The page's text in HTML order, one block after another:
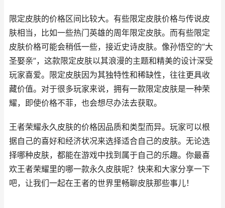
限定皮肤的价格区间比较大。有些限定皮肤价格与传说皮
肤相当，比如一些热门英雄的周年限定皮肤。而有些限定
皮肤价格可能会稍低一些，接近史诗皮肤。像孙悟空的“大
圣娶亲”，这款限定皮肤以其浪漫的主题和精美的设计深受
玩家喜爱。限定皮肤因为其独特性和稀缺性，往往更具收
藏价值。对于很多玩家来说，拥有一款限定皮肤是一种荣
耀，即使价格不菲，也会想尽办法去获取。
王者荣耀永久皮肤的价格因品质和类型而异。玩家可以根
据自己的喜好和经济状况来选择适合自己的皮肤。无论选
择哪种皮肤，都能在游戏中找到属于自己的乐趣。你最喜
欢王者荣耀里的哪一款永久皮肤呢？快来和大家分享一下
吧，让我们一起在王者的世界里畅聊皮肤那些事儿！